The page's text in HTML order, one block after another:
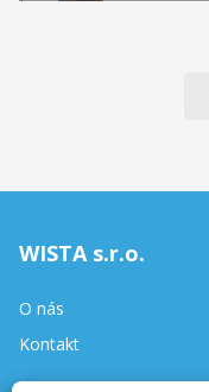
WISTA s.r.o.
O nás
Kontakt